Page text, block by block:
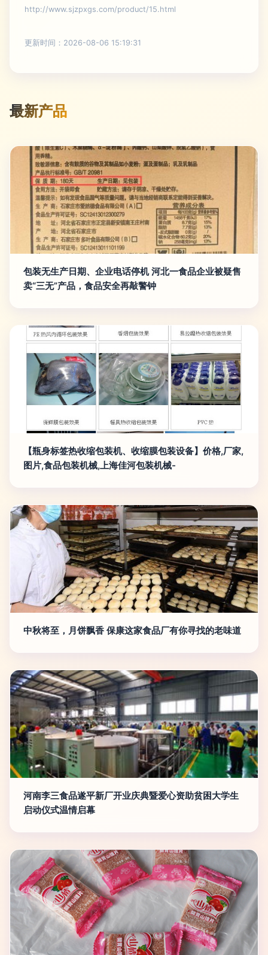
http://www.sjzpxgs.com/product/15.html
更新时间：2026-08-06 15:19:31
最新产品
包装无生产日期、企业电话停机 河北一食品企业被疑售
卖“三无”产品，食品安全再敲警钟
【瓶身标签热收缩包装机、收缩膜包装设备】价格,厂家,
图片,食品包装机械,上海佳河包装机械-
中秋将至，月饼飘香 保康这家食品厂有你寻找的老味道
河南李三食品遂平新厂开业庆典暨爱心资助贫困大学生
启动仪式温情启幕